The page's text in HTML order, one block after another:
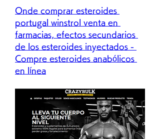
Onde comprar esteroides
portugal winstrol venta en
farmacias, efectos secundarios
de los esteroides inyectados -
Compre esteroides anabólicos
en línea